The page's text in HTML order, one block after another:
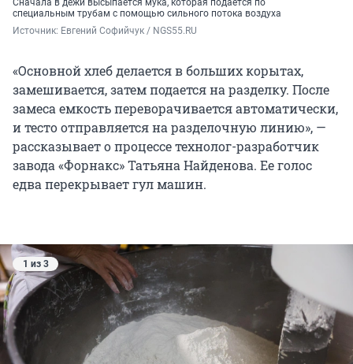
Сначала в дежи высыпается мука, которая подается по
специальным трубам с помощью сильного потока воздуха
Источник: Евгений Софийчук / NGS55.RU
«Основной хлеб делается в больших корытах,
замешивается, затем подается на разделку. После
замеса емкость переворачивается автоматически,
и тесто отправляется на разделочную линию», —
рассказывает о процессе технолог-разработчик
завода «Форнакс» Татьяна Найденова. Ее голос
едва перекрывает гул машин.
1 из 3